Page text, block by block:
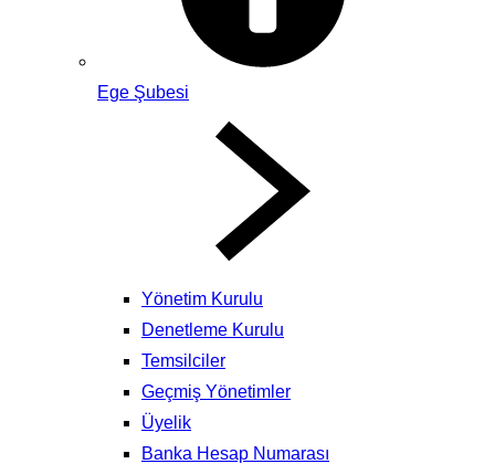
Ege Şubesi
Yönetim Kurulu
Denetleme Kurulu
Temsilciler
Geçmiş Yönetimler
Üyelik
Banka Hesap Numarası